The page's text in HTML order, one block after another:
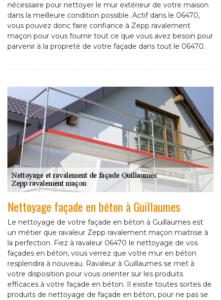
nécessaire pour nettoyer le mur extérieur de votre maison
dans la meilleure condition possible. Actif dans le 06470,
vous pouvez donc faire confiance à Zepp ravalement
maçon pour vous fournir tout ce que vous avez besoin pour
parvenir à la propreté de votre façade dans tout le 06470.
Nettoyage façade en béton à Guillaumes
Le nettoyage de votre façade en béton à Guillaumes est
un métier que ravaleur Zepp ravalement maçon maitrise à
la perfection. Fiez à ravaleur 06470 le nettoyage de vos
façades en béton, vous verrez que votre mur en béton
resplendira à nouveau. Ravaleur à Guillaumes se met à
votre disposition pour vous orienter sur les produits
efficaces à votre façade en béton. Il existe toutes sortes de
produits de nettoyage de façade en béton, pour ne pas se